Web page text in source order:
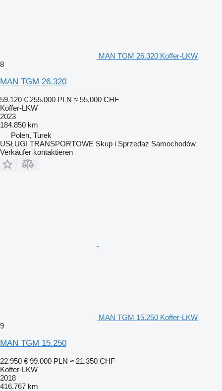
MAN TGM 26.320 Koffer-LKW
8
MAN TGM 26.320
59.120 € 255.000 PLN ≈ 55.000 CHF
Koffer-LKW
2023
184.850 km
Polen, Turek
USŁUGI TRANSPORTOWE Skup i Sprzedaż Samochodów
Verkäufer kontaktieren
MAN TGM 15.250 Koffer-LKW
9
MAN TGM 15.250
22.950 € 99.000 PLN ≈ 21.350 CHF
Koffer-LKW
2018
416.767 km